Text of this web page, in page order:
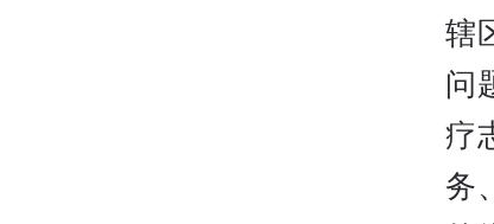
辖
问
疗
务